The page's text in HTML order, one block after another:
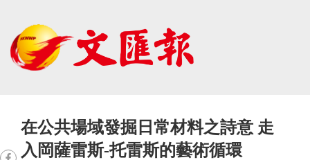
在公共場域發掘日常材料之詩意 走
入岡薩雷斯-托雷斯的藝術循環